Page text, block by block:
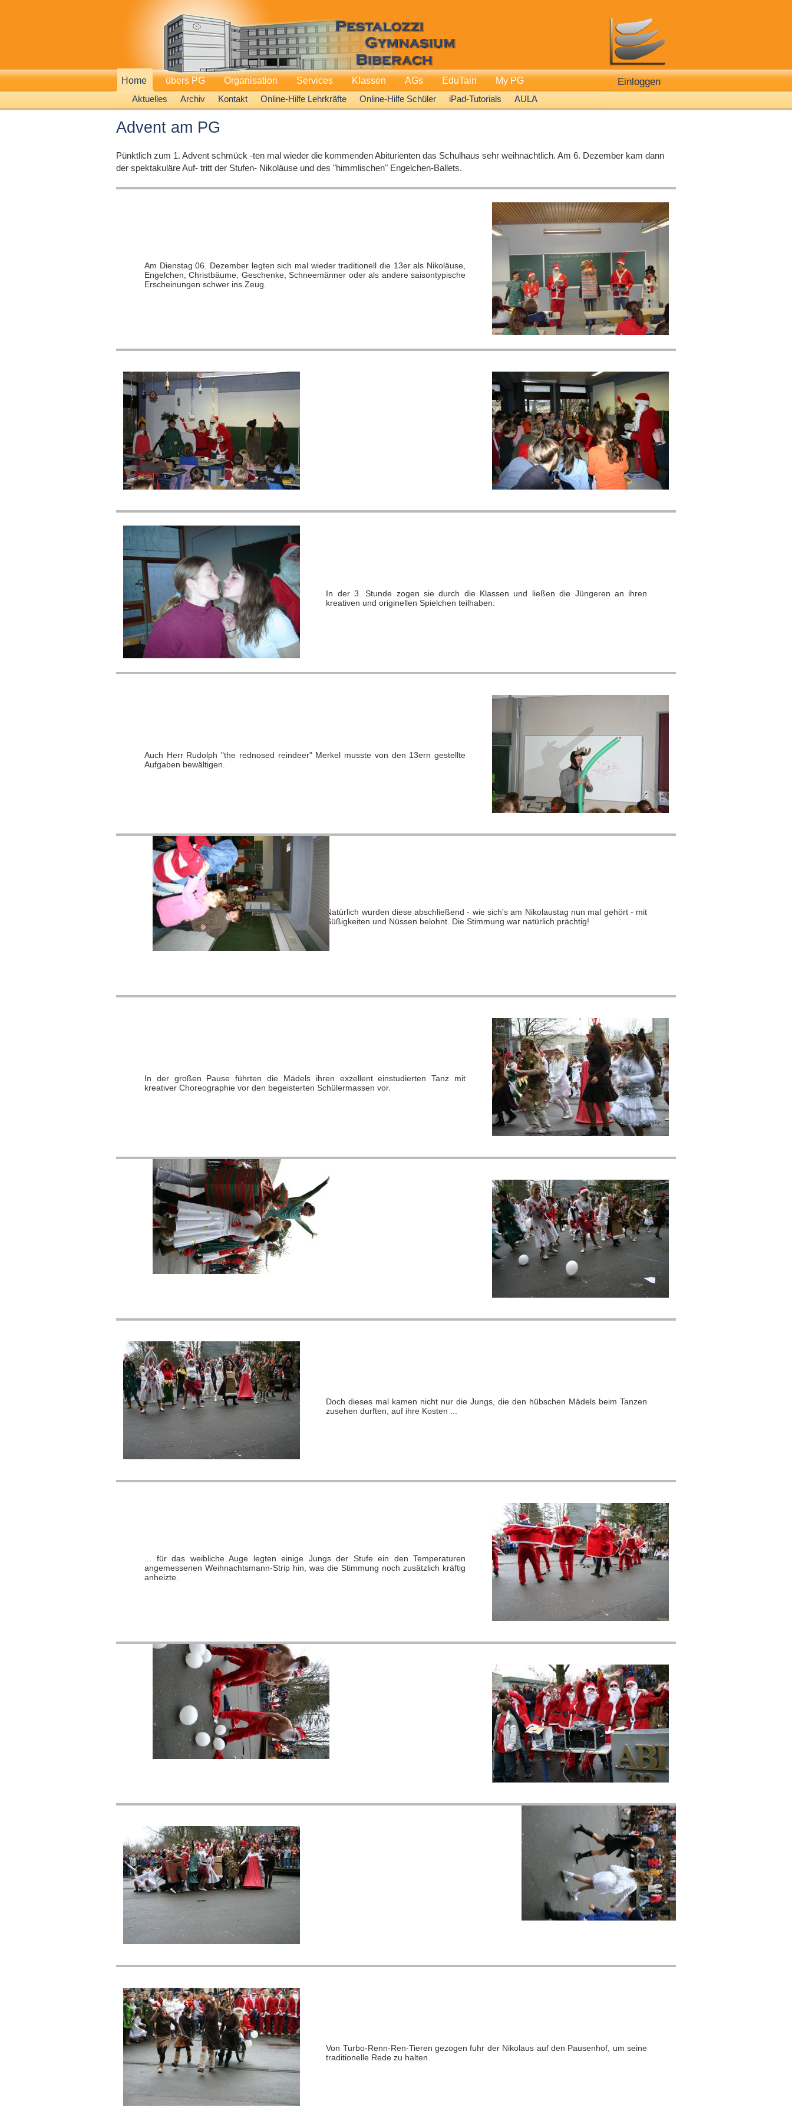
Home
Aktuelles
Archiv Kontakt Online-Hilfe Lehrkräfte Online-Hilfe Schüler iPad-Tutorials AULA
übers PG Organisation Services Klassen AGs EduTain My PG Einloggen
Advent am PG
Pünktlich zum 1. Advent schmück -ten mal wieder die kommenden Abiturienten das Schulhaus sehr weihnachtlich. Am 6. Dezember kam dann
der spektakuläre Auf- tritt der Stufen- Nikoläuse und des "himmlischen" Engelchen-Ballets.
Am Dienstag 06. Dezember legten sich mal wieder traditionell die 13er als Nikoläuse,
Engelchen, Christbäume, Geschenke, Schneemänner oder als andere saisontypische
Erscheinungen schwer ins Zeug.
In der 3. Stunde zogen sie durch die Klassen und ließen die Jüngeren an ihren
kreativen und originellen Spielchen teilhaben.
Auch Herr Rudolph "the rednosed reindeer" Merkel musste von den 13ern gestellte
Aufgaben bewältigen.
Natürlich wurden diese abschließend - wie sich's am Nikolaustag nun mal gehört - mit
Süßigkeiten und Nüssen belohnt. Die Stimmung war natürlich prächtig!
In der großen Pause führten die Mädels ihren exzellent einstudierten Tanz mit
kreativer Choreographie vor den begeisterten Schülermassen vor.
Doch dieses mal kamen nicht nur die Jungs, die den hübschen Mädels beim Tanzen
zusehen durften, auf ihre Kosten ...
... für das weibliche Auge legten einige Jungs der Stufe ein den Temperaturen
angemessenen Weihnachtsmann-Strip hin, was die Stimmung noch zusätzlich kräftig
anheizte.
Von Turbo-Renn-Ren-Tieren gezogen fuhr der Nikolaus auf den Pausenhof, um seine
traditionelle Rede zu halten.